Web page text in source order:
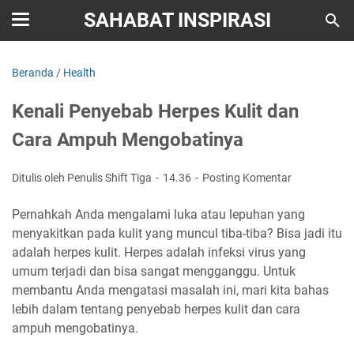
SAHABAT INSPIRASI
Beranda / Health
Kenali Penyebab Herpes Kulit dan
Cara Ampuh Mengobatinya
Ditulis oleh Penulis Shift Tiga 14.36 Posting Komentar
Pernahkah Anda mengalami luka atau lepuhan yang
menyakitkan pada kulit yang muncul tiba-tiba? Bisa jadi itu
adalah herpes kulit. Herpes adalah infeksi virus yang
umum terjadi dan bisa sangat mengganggu. Untuk
membantu Anda mengatasi masalah ini, mari kita bahas
lebih dalam tentang penyebab herpes kulit dan cara
ampuh mengobatinya.